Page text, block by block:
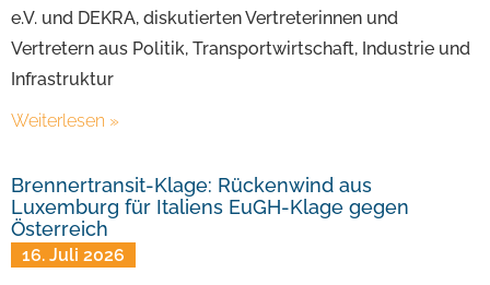
e.V. und DEKRA, diskutierten Vertreterinnen und
Vertretern aus Politik, Transportwirtschaft, Industrie und
Infrastruktur
Weiterlesen »
Brennertransit-Klage: Rückenwind aus
Luxemburg für Italiens EuGH-Klage gegen
Österreich
16. Juli 2026